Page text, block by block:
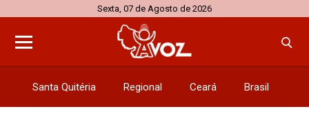
Sexta, 07 de Agosto de 2026
Santa Quitéria Regional Ceará Brasil